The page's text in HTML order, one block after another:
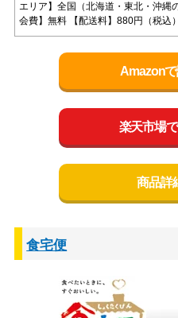
エリア】全国（北海道・東北・沖縄
会費】無料 【配送料】880円（税込）
Amazon
楽天市場
商品詳
食宅便